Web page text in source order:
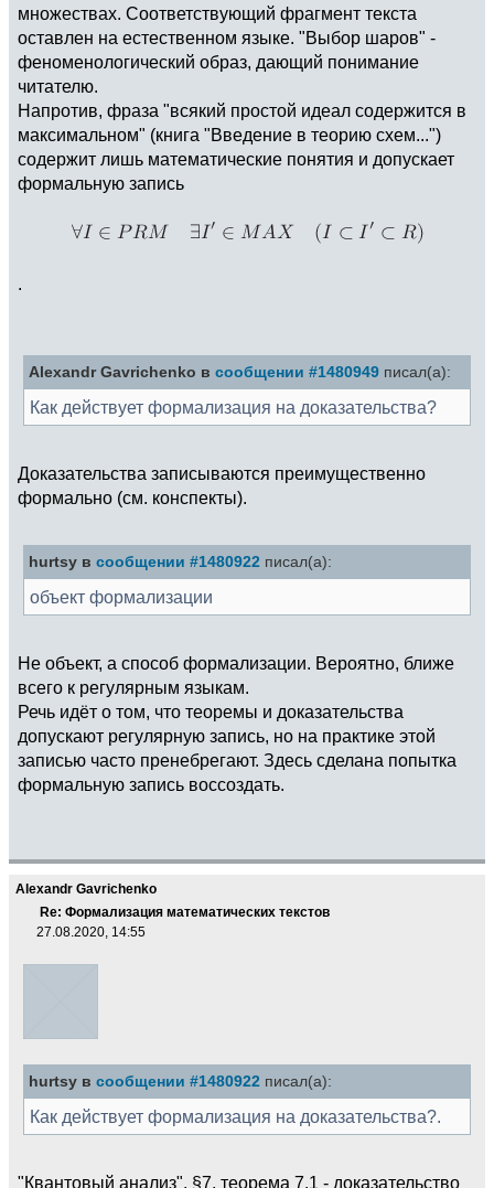
множествах. Соответствующий фрагмент текста
оставлен на естественном языке. "Выбор шаров" -
феноменологический образ, дающий понимание
читателю.
Напротив, фраза "всякий простой идеал содержится в
максимальном" (книга "Введение в теорию схем...")
содержит лишь математические понятия и допускает
формальную запись
Alexandr Gavrichenko в сообщении #1480949 писал(а):
Как действует формализация на доказательства?
Доказательства записываются преимущественно
формально (см. конспекты).
hurtsy в сообщении #1480922 писал(а):
объект формализации
Не объект, а способ формализации. Вероятно, ближе
всего к регулярным языкам.
Речь идёт о том, что теоремы и доказательства
допускают регулярную запись, но на практике этой
записью часто пренебрегают. Здесь сделана попытка
формальную запись воссоздать.
Alexandr Gavrichenko
Re: Формализация математических текстов
27.08.2020, 14:55
hurtsy в сообщении #1480922 писал(а):
Как действует формализация на доказательства?.
"Квантовый анализ", §7, теорема 7.1 - доказательство